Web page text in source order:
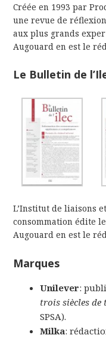
Créée en 1993 par
une revue de
aux plus grands
Augouard en est le
Le Bulletin de
L’Institut de liaisons
consommation édite
Augouard en est le
Marques
Unilever:
trois siècles
SPSA).
Milka: